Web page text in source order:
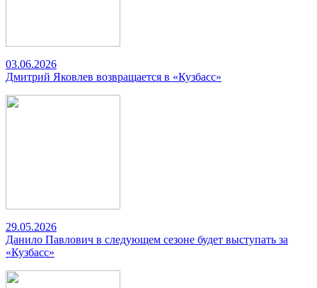
03.06.2026
Дмитрий Яковлев возвращается в «Кузбасс»
29.05.2026
Данило Павлович в следующем сезоне будет выступать за
«Кузбасс»